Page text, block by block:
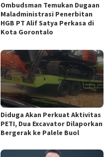
Ombudsman Temukan Dugaan
Maladministrasi Penerbitan
HGB PT Alif Satya Perkasa di
Kota Gorontalo
Diduga Akan Perkuat Aktivitas
PETI, Dua Excavator Dilaporkan
Bergerak ke Palele Buol